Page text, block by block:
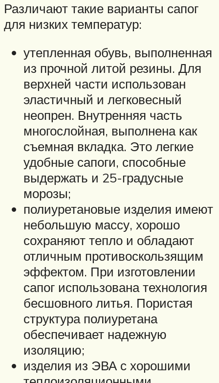
Различают такие варианты сапог
для низких температур:
утепленная обувь, выполненная
из прочной литой резины. Для
верхней части использован
эластичный и легковесный
неопрен. Внутренняя часть
многослойная, выполнена как
съемная вкладка. Это легкие
удобные сапоги, способные
выдержать и 25-градусные
морозы;
полиуретановые изделия имеют
небольшую массу, хорошо
сохраняют тепло и обладают
отличным противоскользящим
эффектом. При изготовлении
сапог использована технология
бесшовного литья. Пористая
структура полиуретана
обеспечивает надежную
изоляцию;
изделия из ЭВА с хорошими